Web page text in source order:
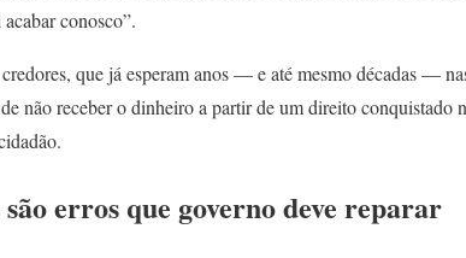
conosco”.
que já esperam anos — e até mesmo décadas —
não receber o dinheiro a partir de um direito conquistado
erros que governo deve reparar